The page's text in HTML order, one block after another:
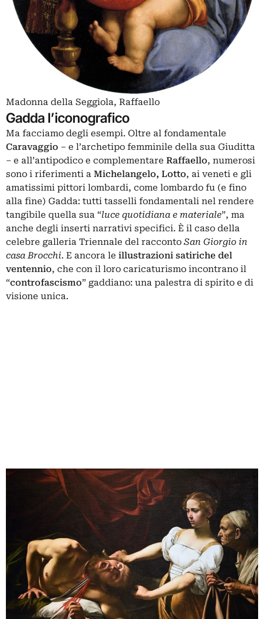
Madonna della Seggiola, Raffaello
Gadda l’iconografico
Ma facciamo degli esempi. Oltre al fondamentale
Caravaggio – e l’archetipo femminile della sua Giuditta
– e all’antipodico e complementare Raffaello, numerosi
sono i riferimenti a Michelangelo, Lotto, ai veneti e gli
amatissimi pittori lombardi, come lombardo fu (e fino
alla fine) Gadda: tutti tasselli fondamentali nel rendere
tangibile quella sua “luce quotidiana e materiale”, ma
anche degli inserti narrativi specifici. È il caso della
celebre galleria Triennale del racconto San Giorgio in
casa Brocchi. E ancora le illustrazioni satiriche del
ventennio, che con il loro caricaturismo incontrano il
“controfascismo” gaddiano: una palestra di spirito e di
visione unica.